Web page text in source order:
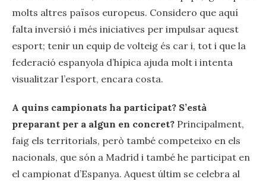
molts altres països europeus. Considero que aquí
falta inversió i més iniciatives per impulsar aquest
esport; tenir un equip de volteig és car i, tot i que la
federació espanyola d’hípica ajuda molt i intenta
visualitzar l’esport, encara costa.
A quins campionats ha participat? S’està
preparant per a algun en concret? Principalment,
faig els territorials, però també competeixo en els
nacionals, que són a Madrid i també he participat en
el campionat d’Espanya. Aquest últim se celebra al